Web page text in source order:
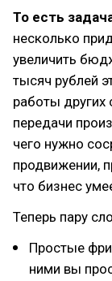
То есть
несколько
увеличить
тысяч рублей
работы других
передачи
чего нужно
продвижении,
что бизнес
Теперь пару
Простые
ними вы